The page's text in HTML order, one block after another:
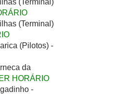
(Terminal)
(Terminal)
(Pilotos) -
da
HORÁRIO
-